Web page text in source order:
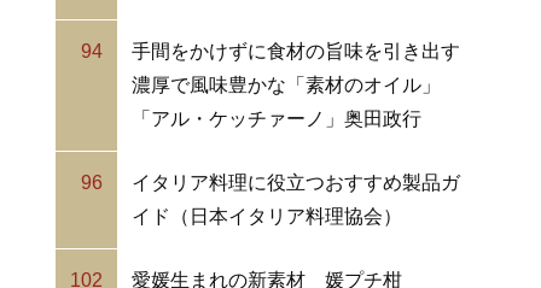
94
手間をかけずに食材の旨味を引き出す
濃厚で風味豊かな「素材のオイル」
「アル・ケッチァーノ」奥田政行
96
イタリア料理に役立つおすすめ製品ガ
イド（日本イタリア料理協会）
102 愛媛生まれの新素材 媛プチ柑